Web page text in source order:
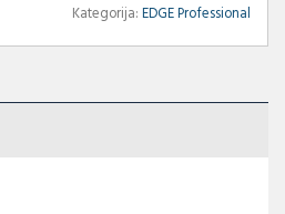
Kategorija:EDGE Professional